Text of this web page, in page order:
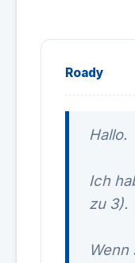
Roady
Hallo.
Ich
zu 3).